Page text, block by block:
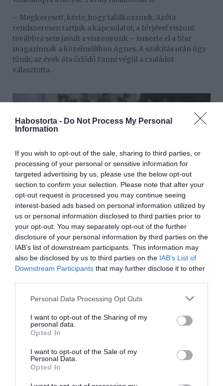
Habostorta - Do Not Process My Personal
Information
If you wish to opt-out of the sale, sharing to third parties, or
processing of your personal or sensitive information for
targeted advertising by us, please use the below opt-out
section to confirm your selection. Please note that after your
opt-out request is processed you may continue seeing
interest-based ads based on personal information utilized by
us or personal information disclosed to third parties prior to
your opt-out. You may separately opt-out of the further
disclosure of your personal information by third parties on the
IAB’s list of downstream participants. This information may
also be disclosed by us to third parties on the IAB’s List of
Downstream Participants that may further disclose it to other
Please note that this website/app uses one or more Google
not limited to your visit or usage behaviour. You may click to
grant or deny consent to Google and its third-party tags to
use your data for below specified purposes in below Google
consent section.
Personal Data Processing Opt Outs
I want to opt-out of the Sharing of my
personal data.
Opted In
I want to opt-out of the Sale of my
Personal Data.
Opted In
– Megkeresett, kérte, hogy találkozzunk. Azóta
rendszeresen tartjuk a kapcsolatot, a férjével viszont
továbbra sem javult a viszonyunk – ismerte el a Star
magazinnak a közelmúltban Ágnes. A szakítás után úgy
tűnik, az évek óta őrlődő Fanni végül a családot
választotta.